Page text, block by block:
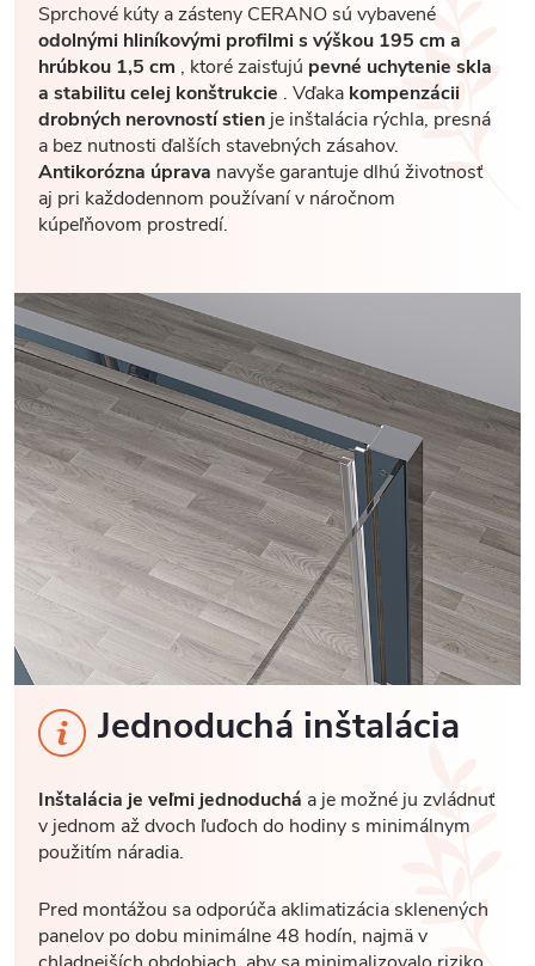
Sprchové kúty a zásteny CERANO sú vybavené
odolnými hliníkovými profilmi s výškou 195 cm a
hrúbkou 1,5 cm , ktoré zaisťujú pevné uchytenie skla
a stabilitu celej konštrukcie . Vďaka kompenzácii
drobných nerovností stien je inštalácia rýchla, presná
a bez nutnosti ďalších stavebných zásahov.
Antikorózna úprava navyše garantuje dlhú životnosť
aj pri každodennom používaní v náročnom
kúpeľňovom prostredí.
Jednoduchá inštalácia
Inštalácia je veľmi jednoduchá a je možné ju zvládnuť
v jednom až dvoch ľuďoch do hodiny s minimálnym
použitím náradia.
Pred montážou sa odporúča aklimatizácia sklenených
panelov po dobu minimálne 48 hodín, najmä v